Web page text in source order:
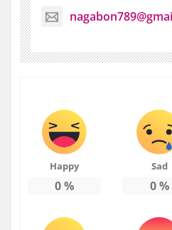
Happy
0%
Sad
0%